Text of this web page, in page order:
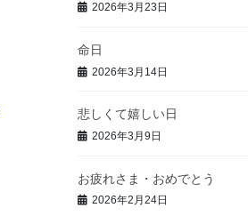
2026年3月23日
命日
2026年3月14日
悲しくて嬉しい日
2026年3月9日
お疲れさま・おめでとう
2026年2月24日